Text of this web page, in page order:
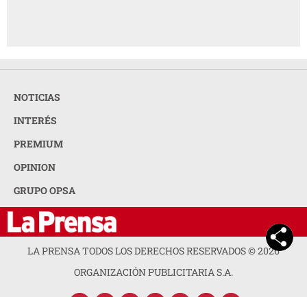
NOTICIAS
INTERÉS
PREMIUM
OPINION
GRUPO OPSA
LA PRENSA TODOS LOS DERECHOS RESERVADOS ©2026
ORGANIZACIÓN PUBLICITARIA S.A.